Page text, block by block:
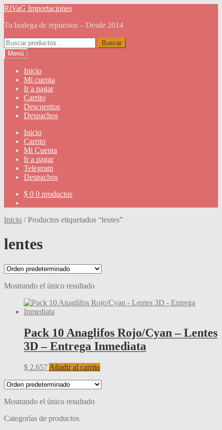
Ir
la
Ir
contenido
RiVaG Importaciones
Tu bodega de repuestos – Desde 2014
Buscar
por:
Buscar
Menú
Inicio
Mi cuenta
Ir a pagar
Carrito
Descuentos
Despachos
Inicio
Carrito
Mi Cuenta
Ir a pagar
Telegram
Despachos
$ 0 0 productos
Inicio /Productos etiquetados “lentes”
lentes
Mostrando el único resultado
Pack 10 Anaglifos Rojo/Cyan – Lentes
3D – Entrega Inmediata
$ 2.657 Añadir al carrito
Mostrando el único resultado
Categorías de productos